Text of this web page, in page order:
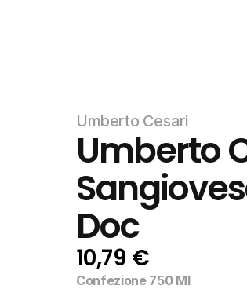
Umberto Cesari
Umberto
Doc
10,79 €
Confezione 750 Ml